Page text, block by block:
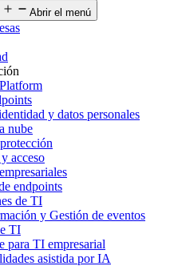
Abrir el menú
y datos personales
nube
acceso
endpoints
de TI
y Gestión de eventos
TI
para TI empresarial
asistida por IA